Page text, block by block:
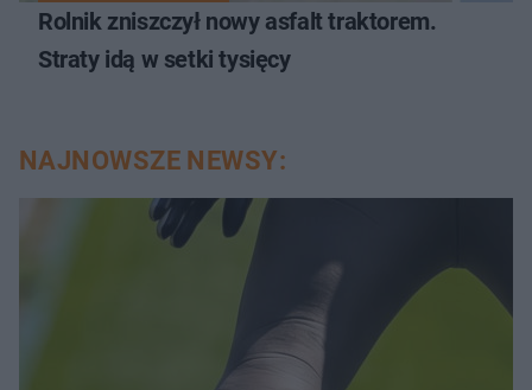
Rolnik zniszczył nowy asfalt traktorem.
Straty idą w setki tysięcy
NAJNOWSZE NEWSY: